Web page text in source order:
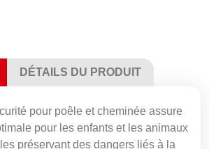
DÉTAILS DU PRODUIT
pour poêle et cheminée assure
pour les enfants et les animaux
préservant des dangers liés à la